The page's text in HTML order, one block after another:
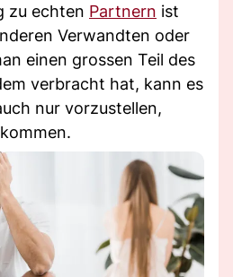
zu echten Partnern ist
Verwandten oder
einen grossen Teil des
verbracht hat, kann es
nur vorzustellen,